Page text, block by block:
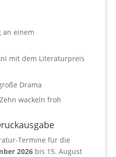
an einem
mit dem Literaturpreis
Drama
wackeln froh
Termine für die
2026bis 15. August